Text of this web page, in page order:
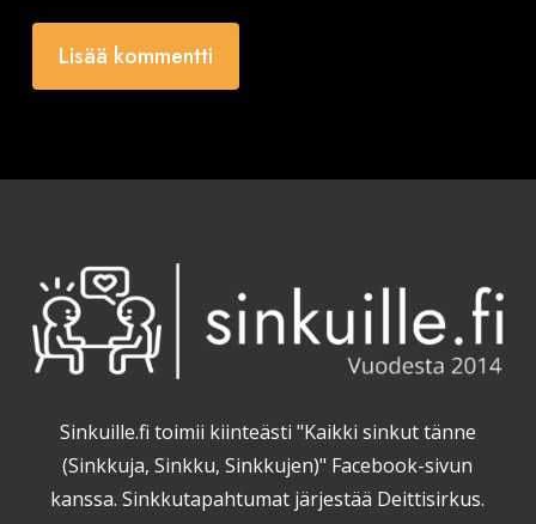
Sinkuille.fi toimii kiinteästi "Kaikki sinkut tänne
(Sinkkuja, Sinkku, Sinkkujen)" Facebook-sivun
kanssa. Sinkkutapahtumat järjestää Deittisirkus.